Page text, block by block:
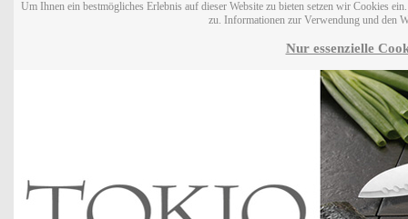
Um Ihnen ein bestmögliches Erlebnis auf dieser Website zu bieten setzen wir Cookies
zu. Informationen zur Verwendung und den
Nur essenzielle